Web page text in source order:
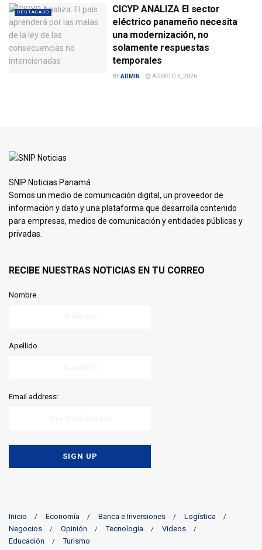
DESTACADO
CICYP ANALIZA El sector
eléctrico panameño necesita
una modernización, no
solamente respuestas
temporales
BYADMIN AGOSTO 5, 2026
SNIP Noticias Panamá
Somos un medio de comunicación digital, un proveedor de
información y dato y una plataforma que desarrolla contenido
para empresas, medios de comunicación y entidades públicas y
privadas.
RECIBE NUESTRAS NOTICIAS EN TU CORREO
Nombre
Apellido
Email address:
Inicio Economía Banca e Inversiones
Logística
Negocios
Opinión Tecnología
Videos
Educación
Turismo